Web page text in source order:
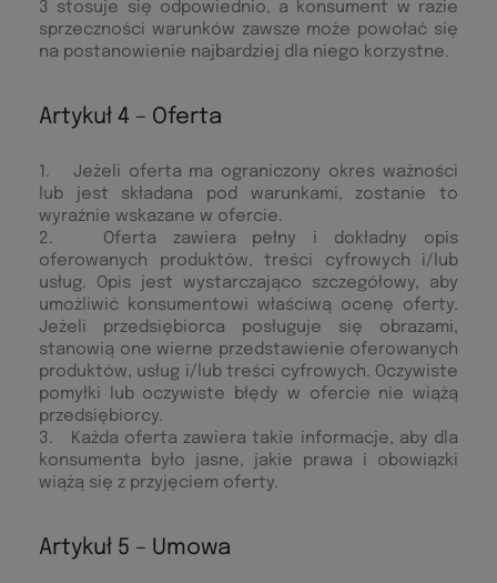
3 stosuje się odpowiednio, a konsument w razie
sprzeczności warunków zawsze może powołać się
na postanowienie najbardziej dla niego korzystne.
Artykuł 4 – Oferta
1. Jeżeli oferta ma ograniczony okres ważności
lub jest składana pod warunkami, zostanie to
wyraźnie wskazane w ofercie.
2. Oferta zawiera pełny i dokładny opis
oferowanych produktów, treści cyfrowych i/lub
usług. Opis jest wystarczająco szczegółowy, aby
umożliwić konsumentowi właściwą ocenę oferty.
Jeżeli przedsiębiorca posługuje się obrazami,
stanowią one wierne przedstawienie oferowanych
produktów, usług i/lub treści cyfrowych. Oczywiste
pomyłki lub oczywiste błędy w ofercie nie wiążą
przedsiębiorcy.
3. Każda oferta zawiera takie informacje, aby dla
konsumenta było jasne, jakie prawa i obowiązki
wiążą się z przyjęciem oferty.
Artykuł 5 – Umowa